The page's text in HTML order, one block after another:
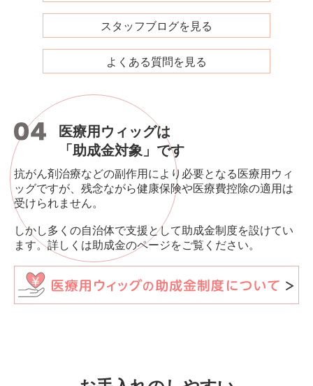
スタッフブログを見る
よくある質問を見る
医療用ウィッグは
「助成金対象」です
抗がん剤治療などの副作用により必要となる医療用ウィ
ッグですが、残念ながら健康保険や医療費控除の適用は
受けられません。
しかし多くの自治体で支援として助成金制度を設けてい
ます。詳しくは助成金のページをご覧ください。